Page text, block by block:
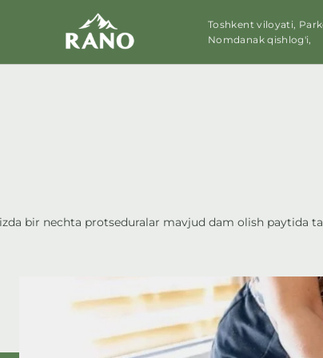
Toshkent viloyati,
Nomdanak qishlog'i,
bir nechta protseduralar mavjud dam olish paytida